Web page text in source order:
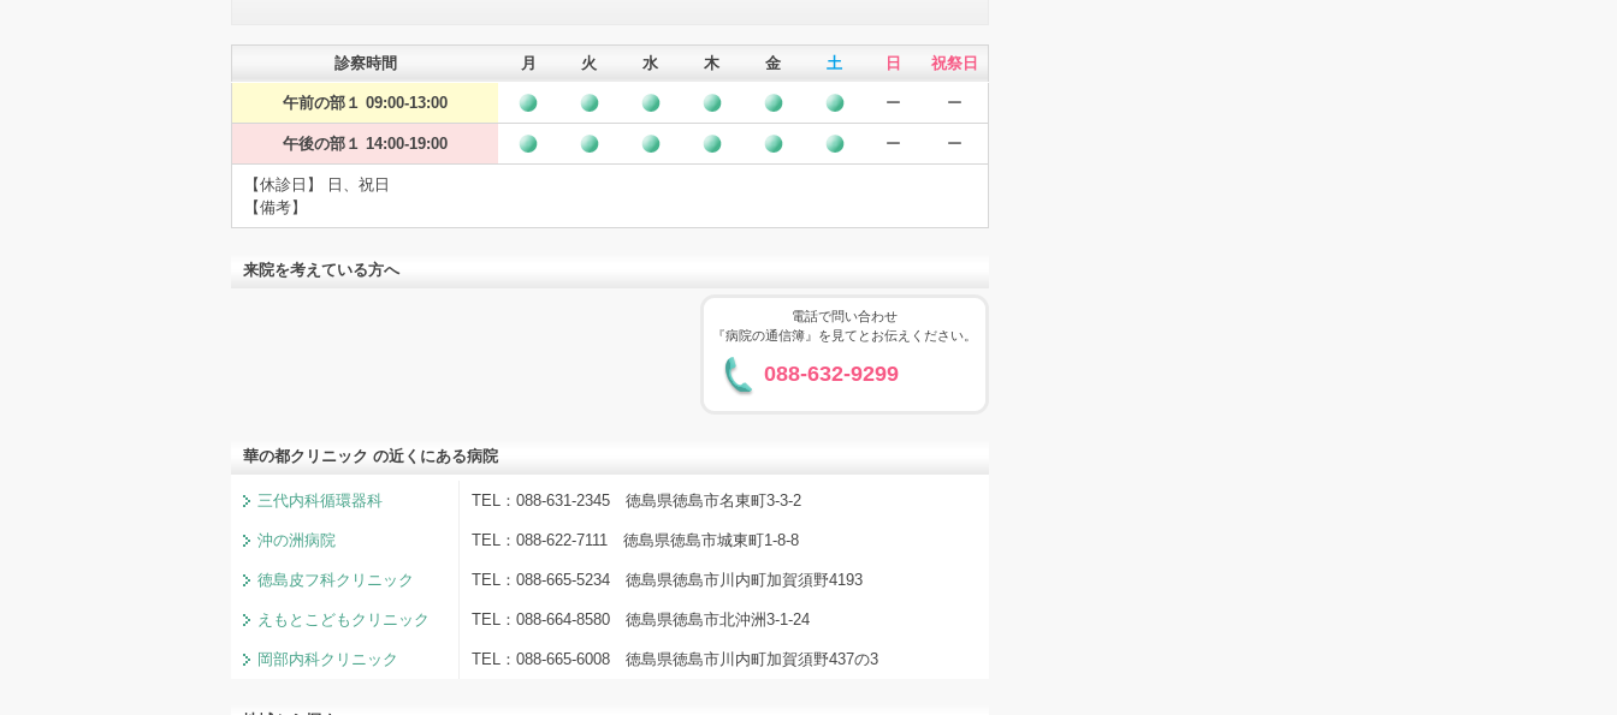
診察時間 月 火 水 木 金 土 日 祝祭日
午前の部１ 09:00-13:00 ー ー
午後の部１ 14:00-19:00 ー ー
【休診日】 日、祝日
【備考】
来院を考えている方へ
電話で問い合わせ
『病院の通信簿』を見てとお伝えください。
088-632-9299
華の都クリニック の近くにある病院
三代内科循環器科 TEL：088-631-2345 徳島県徳島市名東町3-3-2
沖の洲病院 TEL：088-622-7111 徳島県徳島市城東町1-8-8
徳島皮フ科クリニック TEL：088-665-5234 徳島県徳島市川内町加賀須野4193
えもとこどもクリニック TEL：088-664-8580 徳島県徳島市北沖洲3-1-24
岡部内科クリニック TEL：088-665-6008 徳島県徳島市川内町加賀須野437の3